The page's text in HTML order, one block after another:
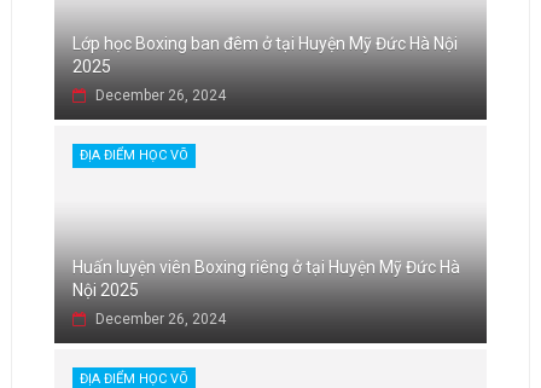
Lớp học Boxing ban đêm ở tại Huyện Mỹ Đức Hà Nội
2025
December 26, 2024
ĐỊA ĐIỂM HỌC VÕ
Huấn luyện viên Boxing riêng ở tại Huyện Mỹ Đức Hà
Nội 2025
December 26, 2024
ĐỊA ĐIỂM HỌC VÕ